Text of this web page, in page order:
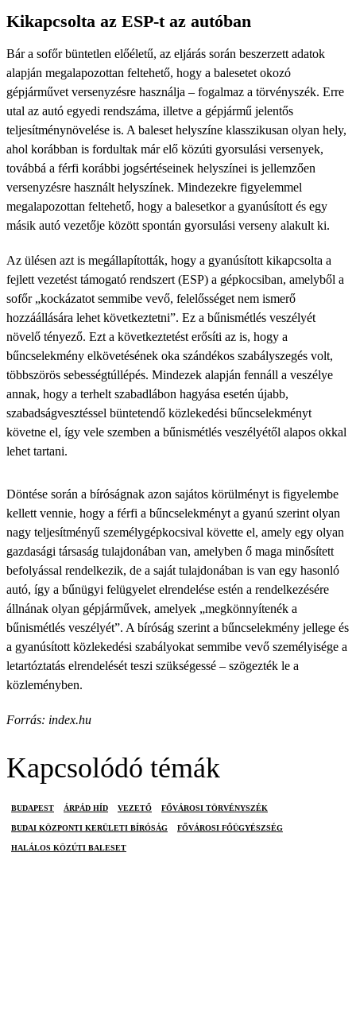
Kikapcsolta az ESP-t az autóban
Bár a sofőr büntetlen előéletű, az eljárás során beszerzett adatok
alapján megalapozottan feltehető, hogy a balesetet okozó
gépjárművet versenyzésre használja – fogalmaz a törvényszék. Erre
utal az autó egyedi rendszáma, illetve a gépjármű jelentős
teljesítménynövelése is. A baleset helyszíne klasszikusan olyan hely,
ahol korábban is fordultak már elő közúti gyorsulási versenyek,
továbbá a férfi korábbi jogsértéseinek helyszínei is jellemzően
versenyzésre használt helyszínek. Mindezekre figyelemmel
megalapozottan feltehető, hogy a balesetkor a gyanúsított és egy
másik autó vezetője között spontán gyorsulási verseny alakult ki.
Az ülésen azt is megállapították, hogy a gyanúsított kikapcsolta a
fejlett vezetést támogató rendszert (ESP) a gépkocsiban, amelyből a
sofőr „kockázatot semmibe vevő, felelősséget nem ismerő
hozzáállására lehet következtetni”. Ez a bűnismétlés veszélyét
növelő tényező. Ezt a következtetést erősíti az is, hogy a
bűncselekmény elkövetésének oka szándékos szabályszegés volt,
többszörös sebességtúllépés. Mindezek alapján fennáll a veszélye
annak, hogy a terhelt szabadlábon hagyása esetén újabb,
szabadságvesztéssel büntetendő közlekedési bűncselekményt
követne el, így vele szemben a bűnismétlés veszélyétől alapos okkal
lehet tartani.
Döntése során a bíróságnak azon sajátos körülményt is figyelembe
kellett vennie, hogy a férfi a bűncselekményt a gyanú szerint olyan
nagy teljesítményű személygépkocsival követte el, amely egy olyan
gazdasági társaság tulajdonában van, amelyben ő maga minősített
befolyással rendelkezik, de a saját tulajdonában is van egy hasonló
autó, így a bűnügyi felügyelet elrendelése estén a rendelkezésére
állnának olyan gépjárművek, amelyek „megkönnyítenék a
bűnismétlés veszélyét”. A bíróság szerint a bűncselekmény jellege és
a gyanúsított közlekedési szabályokat semmibe vevő személyisége a
letartóztatás elrendelését teszi szükségessé – szögezték le a
közleményben.
Forrás: index.hu
Kapcsolódó témák
BUDAPEST ÁRPÁD HÍD VEZETŐ FŐVÁROSI TÖRVÉNYSZÉK
BUDAI KÖZPONTI KERÜLETI BÍRÓSÁG FŐVÁROSI FŐÜGYÉSZSÉG
HALÁLOS KÖZÚTI BALESET